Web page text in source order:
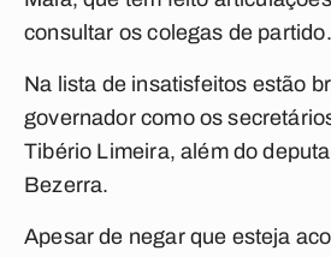
consultar os colegas de partido.
Na lista de insatisfeitos estão
governador como os
Tibério Limeira, além do
Bezerra.
Apesar de negar que esteja